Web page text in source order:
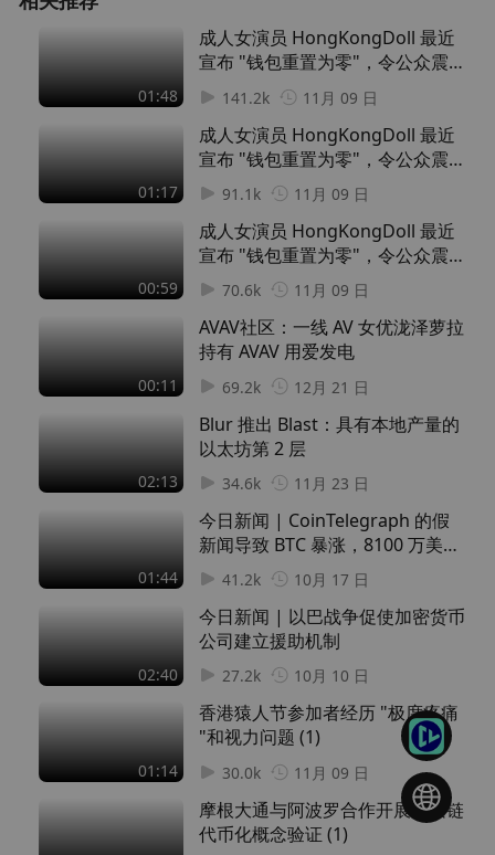
特别之处在于，该系列商品仅面向 BAYC 和 MAYC 持有
者独家发售。
此外，活动将持续两周多的时间，网上商城将于 11 月 1
为了确保购买者的最大安全，Yuga 采用了 Tokenproof
来进行销售。
此外，在线商店的设计还便于使用 warm.xyz 或 delega
te.cash 将其委托给热钱包，从而使持有者无需将装有
猩猩或变种人的钱包连接到网站即可购买商品。
值得注意的是，为了配合此次发布的独家商品，每位购
买者只能在网站上完成两次结账：一次是购买猿人节的
普通商品，另一次是购买 BAPE x BAYC 的产品。
亲自参加猿人节
对于那些有幸亲自参加 ApeFest 的人来说，现场订购和
领取产品也是非常方便的，领取商品的队伍最早将于周
五早上 7 点开放。
不过，选择这种方式的人应注意，他们需要亲自领取并
将订单带回，因此需要足够的行李箱空间。
成人女演员 HongKongDoll 最近
宣布 "钱包重置为零"，令公众震
惊 (1)
01:48 141.2k 11月 09 日
成人女演员 HongKongDoll 最近
宣布 "钱包重置为零"，令公众震
惊 (2)
01:17 91.1k 11月 09 日
成人女演员 HongKongDoll 最近
宣布 "钱包重置为零"，令公众震
惊 (3)
00:59 70.6k 11月 09 日
AVAV社区：一线 AV 女优泷泽萝拉
持有 AVAV 用爱发电
00:11 69.2k 12月 21 日
Blur 推出 Blast：具有本地产量的
以太坊第 2 层
02:13 34.6k 11月 23 日
今日新闻 | CoinTelegraph 的假
新闻导致 BTC 暴涨，8100 万美元
的空头头寸被清空
01:44 41.2k 10月 17 日
今日新闻 | 以巴战争促使加密货币
公司建立援助机制
02:40 27.2k 10月 10 日
香港猿人节参加者经历 "极度疼痛
"和视力问题 (1)
01:14 30.0k 11月 09 日
摩根大通与阿波罗合作开展区块链
代币化概念验证 (1)